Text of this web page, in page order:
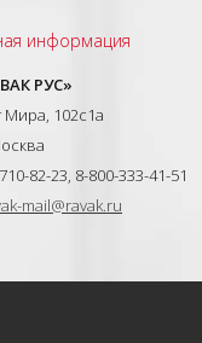
информация
РУС»
Мира, 102с1а
82-23, 8-800-333-41-51
mail@ravak.ru